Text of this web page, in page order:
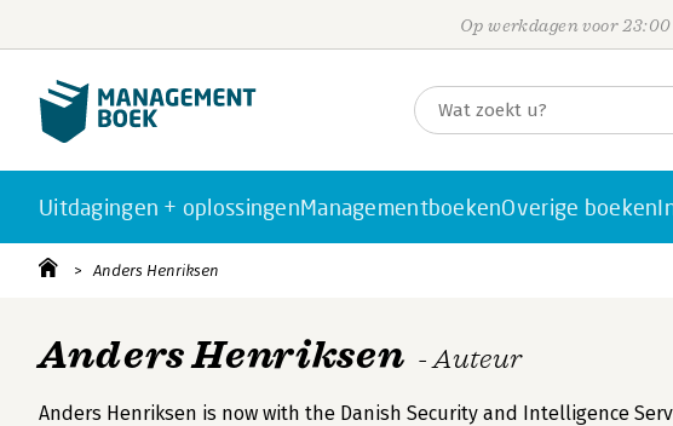
Op werkdagen voor
Uitdagingen + oplossingenManagementboekenOverige boeken
Anders Henriksen
Anders Henriksen - Auteur
Anders Henriksen is now with the Danish Security and Intelligence